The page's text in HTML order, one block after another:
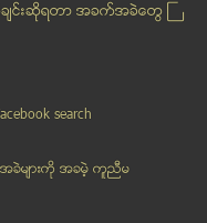
card ကိုင္ေဆာင္...
ြန္ခဲ့ပါက ျပ...
က ဓါးမျဖင့္...
ကံအဆိပ္ေသာက္
းဆုိရတာ အခက္အခဲေတြ ႀ
search
က္အခဲမ်ားကုိ အခမဲ့ ကူညီမ